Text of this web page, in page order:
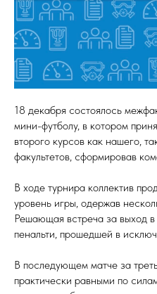
18 декабря состоялось
мини-футболу, в котором
второго курсов как нашего,
факультетов, сформировав
В ходе турнира коллектив
уровень игры, одержав
Решающая встреча за выход
пенальти, прошедшей в
В последующем матче за
практически равными по